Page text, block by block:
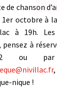
de chanson
1er octobre à
à 19h.
à
ou
nique !